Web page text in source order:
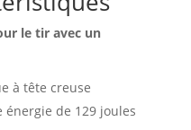
le tir avec un
à tête creuse
énergie de 129 joules